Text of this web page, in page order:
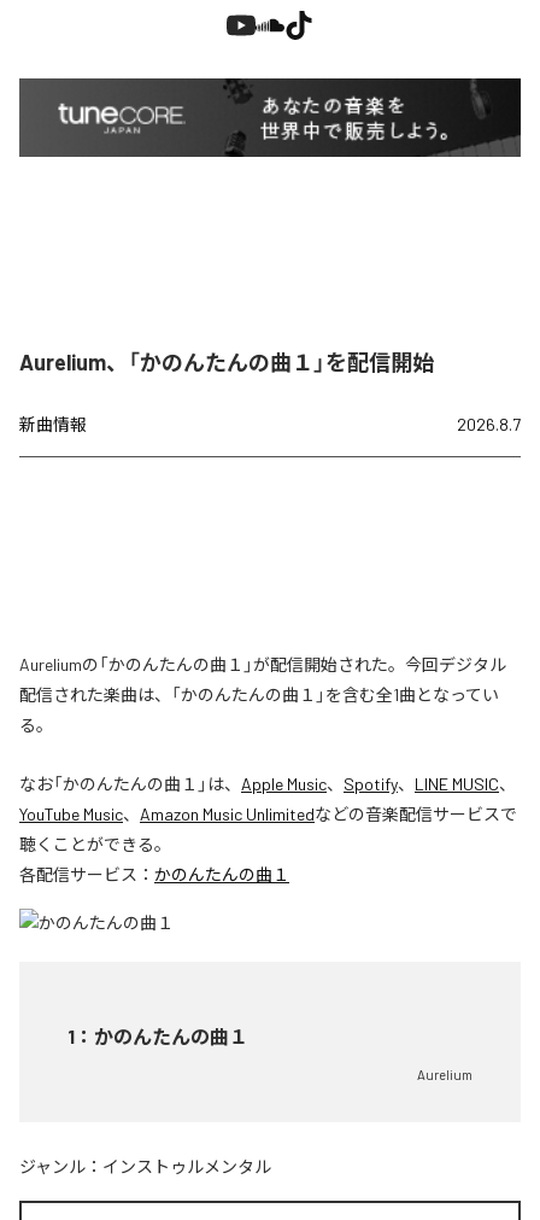
Aurelium、「かのんたんの曲１」を配信開始
新曲情報 2026.8.7
Aureliumの「かのんたんの曲１」が配信開始された。今回デジタル
配信された楽曲は、「かのんたんの曲１」を含む全1曲となってい
る。
なお「かのんたんの曲１ 」は、 Apple Music、 Spotify、 LINE MUSIC、
YouTube Music、 Amazon Music Unlimitedなどの音楽配信サービスで
聴くことができる。
各配信サービス： かのんたんの曲１
1 ： かのんたんの曲１
Aurelium
ジャンル： インストゥルメンタル